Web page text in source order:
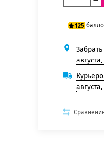
125
100
125
Сравнение